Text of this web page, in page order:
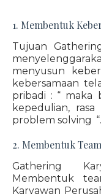
1. Membentuk
Tujuan
menyusun
kebersamaan
pribadi : “ maka
kepedulian,
problem solving “.
2. Membentuk
Gathering
Membentuk
Karyawan